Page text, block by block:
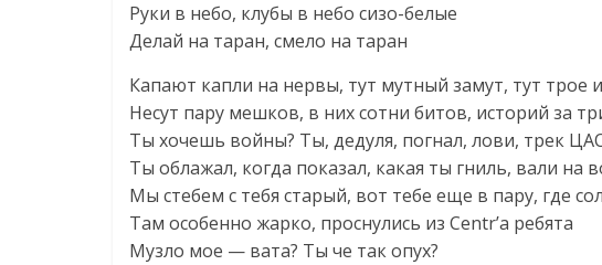
Руки в небо, клубы в небо сизо-белые
Делай на таран, смело на таран
Капают капли на нервы, тут мутный замут, тут трое
Несут пару мешков, в них сотни битов, историй за
Ты хочешь войны? Ты, дедуля, погнал, лови, трек
Ты облажал, когда показал, какая ты гниль, вали на
Мы стебем с тебя старый, вот тебе еще в пару, где
Там особенно жарко, проснулись из Centr’а ребята
Музло мое — вата? Ты че так опух?